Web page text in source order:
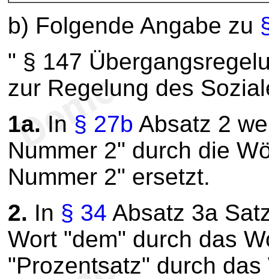
b) Folgende Angabe zu
" § 147
zur Regelung des
1a. In § 27b Absatz 2
Nummer 2" durch die
Nummer 2" ersetzt.
2. In § 34 Absatz 3a
Wort "dem" durch das
"Prozentsatz" durch